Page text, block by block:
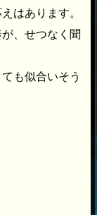
はあります。
、せつなく聞
も似合いそう